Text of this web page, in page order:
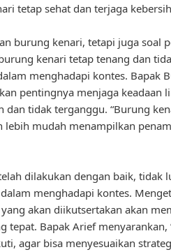
tetap sehat dan terjaga
burung kenari, tetapi juga soal
kenari tetap tenang dan
menghadapi kontes. Bapak
pentingnya menjaga keadaan
dan tidak terganggu. “Burung
lebih mudah menampilkan
dilakukan dengan baik, tidak
menghadapi kontes.
akan diikutsertakan akan
tepat. Bapak Arief menyarankan,
agar bisa menyesuaikan